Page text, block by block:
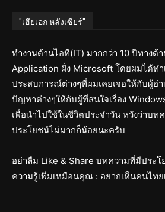
"เฮียเอก หลังเซียร์"
ทำงานด้านไอที(IT) มากกว่า 10 ปีทางด้
Application ฝั่ง Microsoft โดยผมได้ท
ประสบการณ์ต่างๆที่ผมเคยเจอให้กับผู้อ่
ปัญหาต่างๆให้กับผู้ที่สนใจเรื่อง
เพื่อนำไปใช้ในชีวิตประจำวัน หวังว่าบท
ประโยชน์ไม่มากก็น้อยนะครับ
อย่าลืม Like & Share บทความที่มีประ
ความรู้เพิ่มเหมือนคุณ : อยากเห็นคนไทย